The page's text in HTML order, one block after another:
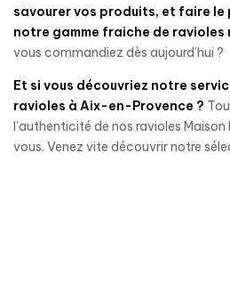
savourer vos produits, et faire le
notre gamme fraiche de ravioles
vous commandiez dès aujourd’hui ?
Et si vous découvriez notre
ravioles à Aix-en-Provence ?
l’authenticité de nos ravioles
vous. Venez vite découvrir notre